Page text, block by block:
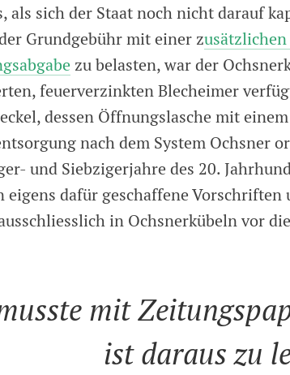
als sich der Staat noch nicht darauf
Grundgebühr mit einer z
zu belasten, war der
feuerverzinkten Blecheimer
dessen Öffnungslasche mit
nach dem System Ochsner
und Siebzigerjahre des 20.
eigens dafür geschaffene Vorschriften
in Ochsnerkübeln vor
mit
ist daraus zu